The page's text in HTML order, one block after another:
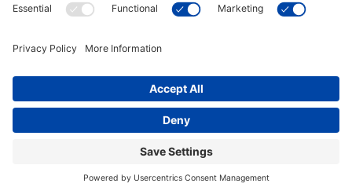
© Copyright 2026 Leysons Ltd.
Conditions d’utilisation|
Politique en matière de cookies